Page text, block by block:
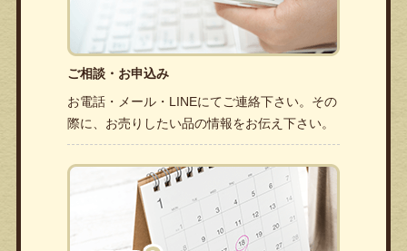
ご相談・お申込み
お電話・メール・LINEにてご連絡下さい。その
際に、お売りしたい品の情報をお伝え下さい。